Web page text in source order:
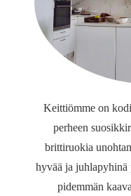
Keittiömme on
perheen
brittiruokia
hyvää ja juhlapyhinä
pidemmän